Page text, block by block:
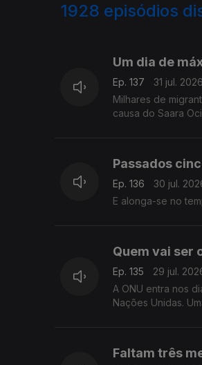
1928 episódios
Um dia de
Ep. 137
31 jul. 2026
Milhares de
causa do Saara
Passados
Ep. 136
30 jul.
E alonga-se no
Quem vai ser
Ep. 135
29 jul.
A ONU entra nos
Nações Unidas.
Faltam três